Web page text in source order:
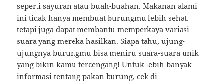
seperti sayuran atau buah-buahan. Makanan alami
ini tidak hanya membuat burungmu lebih sehat,
tetapi juga dapat membantu memperkaya variasi
suara yang mereka hasilkan. Siapa tahu, ujung-
ujungnya burungmu bisa meniru suara-suara unik
yang bikin kamu tercengang! Untuk lebih banyak
informasi tentang pakan burung, cek di